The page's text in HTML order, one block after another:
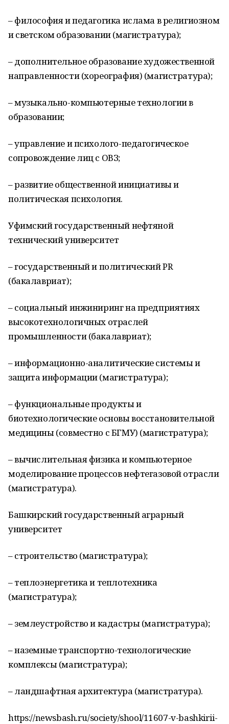
– философия и педагогика ислама в религиозном
и светском образовании (магистратура);
– дополнительное образование художественной
направленности (хореография) (магистратура);
– музыкально-компьютерные технологии в
образовании;
– управление и психолого-педагогическое
сопровождение лиц с ОВЗ;
– развитие общественной инициативы и
политическая психология.
Уфимский государственный нефтяной
технический университет
– государственный и политический PR
(бакалавриат);
– социальный инжиниринг на предприятиях
высокотехнологичных отраслей
промышленности (бакалавриат);
– информационно-аналитические системы и
защита информации (магистратура);
– функциональные продукты и
биотехнологические основы восстановительной
медицины (совместно с БГМУ) (магистратура);
– вычислительная физика и компьютерное
моделирование процессов нефтегазовой отрасли
(магистратура).
Башкирский государственный аграрный
университет
– строительство (магистратура);
– теплоэнергетика и теплотехника
(магистратура);
– землеустройство и кадастры (магистратура);
– наземные транспортно-технологические
комплексы (магистратура);
– ландшафтная архитектура (магистратура).
https://newsbash.ru/society/shool/11607-v-bashkirii-